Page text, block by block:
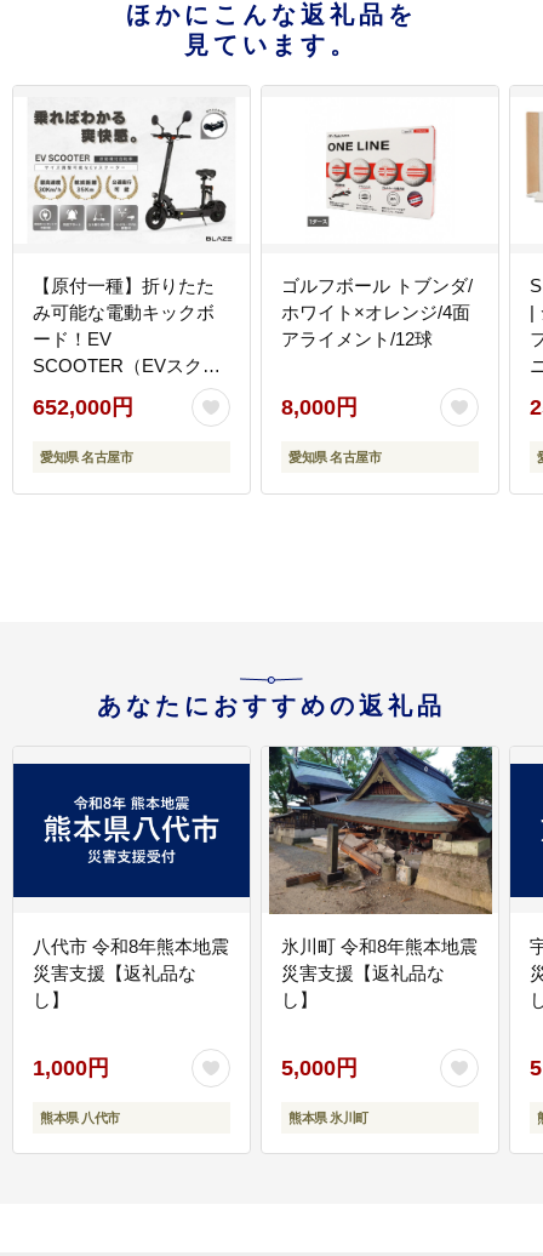
ほかにこんな返礼品を
見ています。
【原付一種】折りたた
み可能な電動キックボ
ード！EV
SCOOTER（EVスクー
ター） ブラック
652,000円
愛知県 名古屋市
ゴルフボール トブンダ/
ホワイト×オレンジ/4面
アライメント/12球
8,000円
愛知県 名古屋市
|
あなたにおすすめの返礼品
八代市 令和8年熊本地震
災害支援【返礼品な
し】
1,000円
熊本県 八代市
氷川町 令和8年熊本地震
災害支援【返礼品な
し】
5,000円
熊本県 氷川町